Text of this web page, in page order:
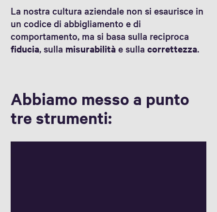
La nostra cultura aziendale non si esaurisce in
un codice di abbigliamento e di
comportamento, ma si basa sulla reciproca
fiducia, sulla misurabilitàe sullacorrettezza.
Abbiamo messo a punto
tre strumenti: